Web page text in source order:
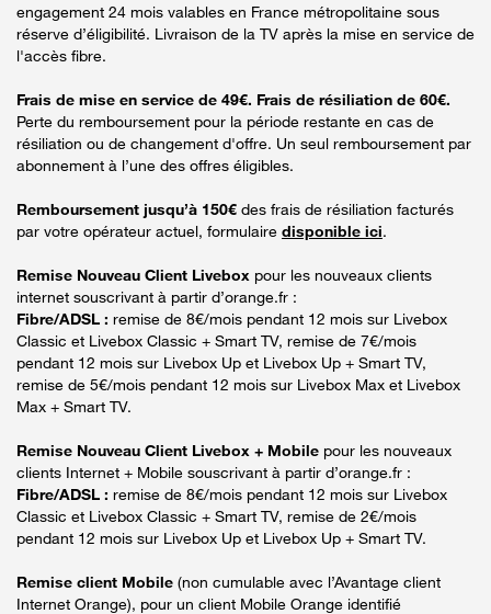
engagement 24 mois valables en France métropolitaine sous
réserve d’éligibilité. Livraison de la TV après la mise en service de
l'accès fibre.
Frais de mise en service de 49€. Frais de résiliation de 60€.
Perte du remboursement pour la période restante en cas de
résiliation ou de changement d'offre. Un seul remboursement par
abonnement à l’une des offres éligibles.
Remboursement jusqu’à 150€ des frais de résiliation facturés
par votre opérateur actuel, formulaire disponible ici.
Remise Nouveau Client Livebox pour les nouveaux clients
internet souscrivant à partir d’orange.fr :
Fibre/ADSL : remise de 8€/mois pendant 12 mois sur Livebox
Classic et Livebox Classic + Smart TV, remise de 7€/mois
pendant 12 mois sur Livebox Up et Livebox Up + Smart TV,
remise de 5€/mois pendant 12 mois sur Livebox Max et Livebox
Max + Smart TV.
Remise Nouveau Client Livebox + Mobile pour les nouveaux
clients Internet + Mobile souscrivant à partir d’orange.fr :
Fibre/ADSL : remise de 8€/mois pendant 12 mois sur Livebox
Classic et Livebox Classic + Smart TV, remise de 2€/mois
pendant 12 mois sur Livebox Up et Livebox Up + Smart TV.
Remise client Mobile (non cumulable avec l’Avantage client
Internet Orange), pour un client Mobile Orange identifié